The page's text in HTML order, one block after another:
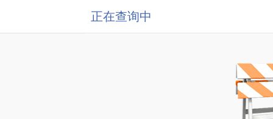
正在查询中